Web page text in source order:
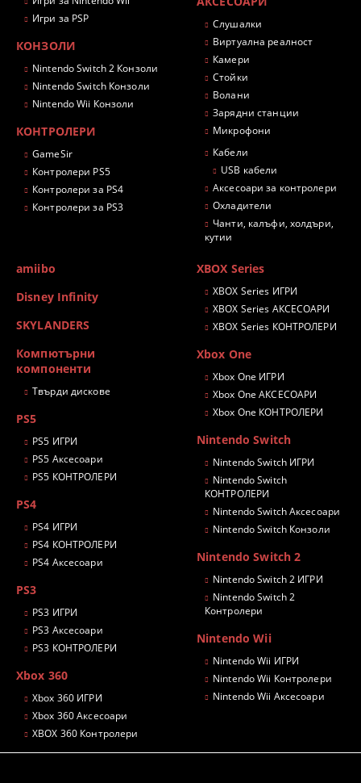
Игри за PSP
КОНЗОЛИ
Nintendo Switch 2 Конзоли
Nintendo Switch Конзоли
Nintendo Wii Конзоли
КОНТРОЛЕРИ
GameSir
Контролери PS5
Контролери за PS4
Контролери за PS3
Слушалки
Виртуална реалност
Камери
Стойки
Волани
Зарядни станции
Микрофони
Кабели
USB кабели
Аксесоари за контролери
Охладители
Чанти, калъфи, холдъри,
кутии
amiibo
Disney Infinity
SKYLANDERS
Компютърни
компоненти
Твърди дискове
PS5
PS5 ИГРИ
PS5 Аксесоари
PS5 КОНТРОЛЕРИ
PS4
PS4 ИГРИ
PS4 КОНТРОЛЕРИ
PS4 Аксесоари
PS3
PS3 ИГРИ
PS3 Аксесоари
PS3 КОНТРОЛЕРИ
Xbox 360
Xbox 360 ИГРИ
Xbox 360 Аксесоари
XBOX 360 Контролери
XBOX Series
XBOX Series ИГРИ
XBOX Series АКСЕСОАРИ
XBOX Series КОНТРОЛЕРИ
Xbox One
Xbox One ИГРИ
Xbox One АКСЕСОАРИ
Xbox One КОНТРОЛЕРИ
Nintendo Switch
Nintendo Switch ИГРИ
Nintendo Switch
КОНТРОЛЕРИ
Nintendo Switch Аксесоари
Nintendo Switch Конзоли
Nintendo Switch 2
Nintendo Switch 2 ИГРИ
Nintendo Switch 2
Контролери
Nintendo Wii
Nintendo Wii ИГРИ
Nintendo Wii Контролери
Nintendo Wii Аксесоари